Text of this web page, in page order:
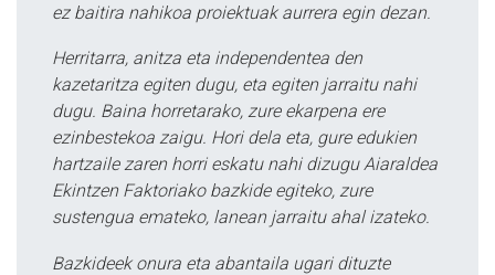
ez baitira nahikoa proiektuak aurrera egin dezan.
Herritarra, anitza eta independentea den
kazetaritza egiten dugu, eta egiten jarraitu nahi
dugu. Baina horretarako, zure ekarpena ere
ezinbestekoa zaigu. Hori dela eta, gure edukien
hartzaile zaren horri eskatu nahi dizugu Aiaraldea
Ekintzen Faktoriako bazkide egiteko, zure
sustengua emateko, lanean jarraitu ahal izateko.
Bazkideek onura eta abantaila ugari dituzte